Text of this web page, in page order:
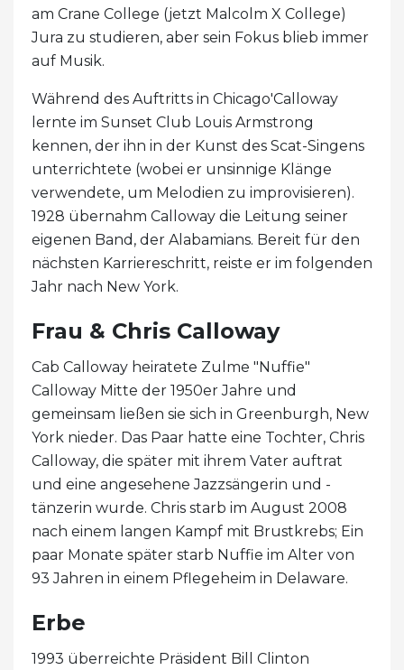
am Crane College (jetzt Malcolm X College)
Jura zu studieren, aber sein Fokus blieb immer
auf Musik.
Während des Auftritts in Chicago'Calloway
lernte im Sunset Club Louis Armstrong
kennen, der ihn in der Kunst des Scat-Singens
unterrichtete (wobei er unsinnige Klänge
verwendete, um Melodien zu improvisieren).
1928 übernahm Calloway die Leitung seiner
eigenen Band, der Alabamians. Bereit für den
nächsten Karriereschritt, reiste er im folgenden
Jahr nach New York.
Frau & Chris Calloway
Cab Calloway heiratete Zulme "Nuffie"
Calloway Mitte der 1950er Jahre und
gemeinsam ließen sie sich in Greenburgh, New
York nieder. Das Paar hatte eine Tochter, Chris
Calloway, die später mit ihrem Vater auftrat
und eine angesehene Jazzsängerin und -
tänzerin wurde. Chris starb im August 2008
nach einem langen Kampf mit Brustkrebs; Ein
paar Monate später starb Nuffie im Alter von
93 Jahren in einem Pflegeheim in Delaware.
Erbe
1993 überreichte Präsident Bill Clinton